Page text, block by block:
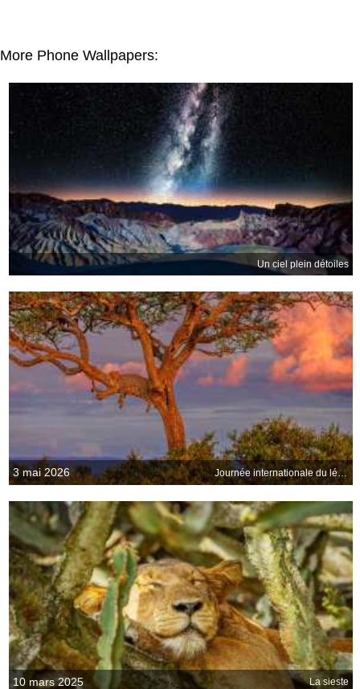
More Phone Wallpapers:
Un ciel plein détoiles
3 mai 2026 Journée internationale du léopard
10 mars 2025 La sieste